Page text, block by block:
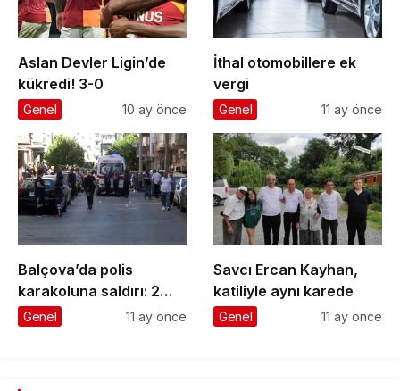
Aslan Devler Ligin’de
kükredi! 3-0
Genel 10 ay önce
İthal otomobillere ek
vergi
Genel 11 ay önce
Balçova’da polis
karakoluna saldırı: 2
şehit, 1 yaralı
Genel 11 ay önce
Savcı Ercan Kayhan,
katiliyle aynı karede
Genel 11 ay önce